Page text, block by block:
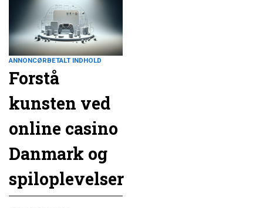
ANNONCØRBETALT INDHOLD
Forstå
kunsten ved
online casino
Danmark og
spiloplevelser